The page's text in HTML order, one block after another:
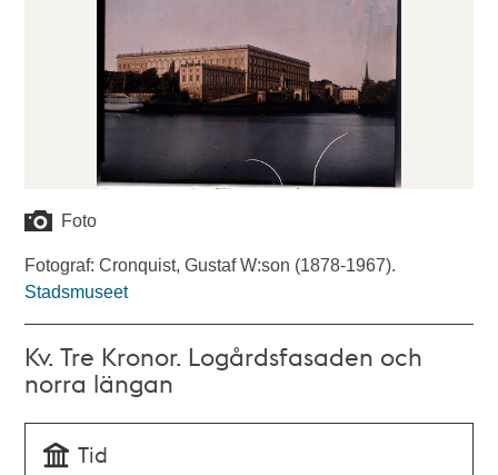
Foto
Fotograf: Cronquist, Gustaf W:son (1878-1967).
Stadsmuseet
Kv. Tre Kronor. Logårdsfasaden och
norra längan
Tid